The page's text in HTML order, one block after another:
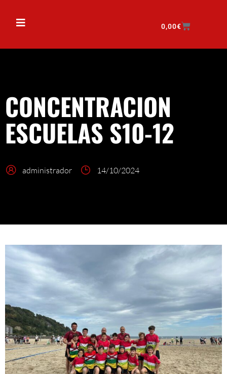
0,00€
CONCENTRACION
ESCUELAS S10-12
administrador 14/10/2024